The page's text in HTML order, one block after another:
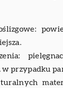
w przypadku